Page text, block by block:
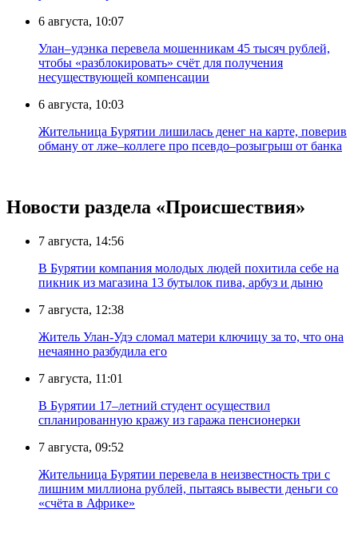
6 августа, 10:07
Улан–удэнка перевела мошенникам 45 тысяч рублей,
чтобы «разблокировать» счёт для получения
несуществующей компенсации
6 августа, 10:03
Жительница Бурятии лишилась денег на карте, поверив
обману от лже–коллеге про псевдо–розыгрыш от банка
Новости раздела «Происшествия»
7 августа, 14:56
В Бурятии компания молодых людей похитила себе на
пикник из магазина 13 бутылок пива, арбуз и дыню
7 августа, 12:38
Житель Улан-Удэ сломал матери ключицу за то, что она
нечаянно разбудила его
7 августа, 11:01
В Бурятии 17–летний студент осуществил
спланированную кражу из гаража пенсионерки
7 августа, 09:52
Жительница Бурятии перевела в неизвестность три с
лишним миллиона рублей, пытаясь вывести деньги со
«счёта в Африке»